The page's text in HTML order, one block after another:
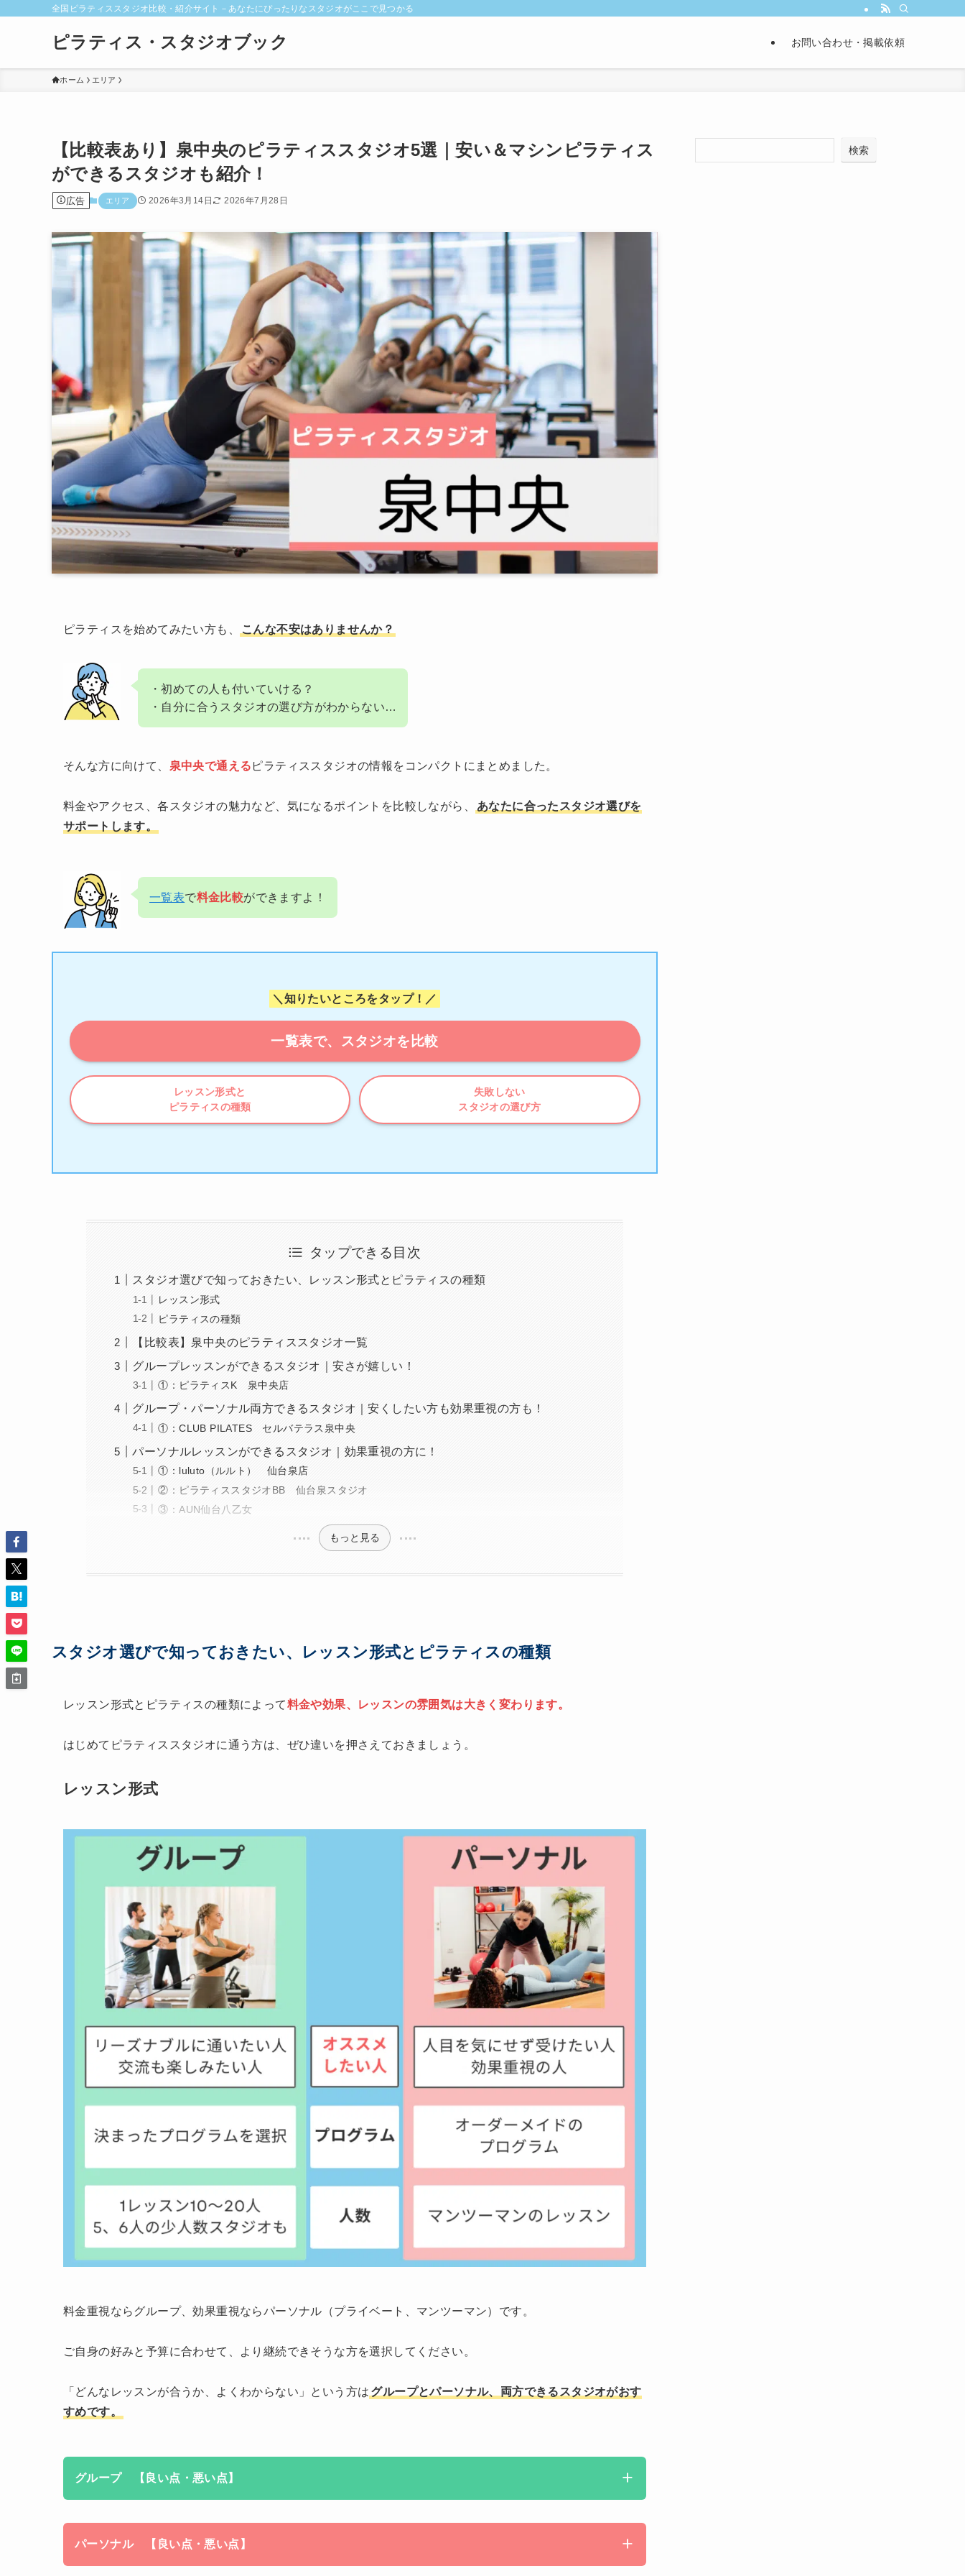
全国ピラティススタジオ比較・紹介サイト－あなたにぴったりなスタジオがここで見つかる
ピラティス・スタジオブック お問い合わせ・掲載依頼
ホーム エリア
【比較表あり】泉中央のピラティススタジオ5選｜安い＆マシンピラティス
ができるスタジオも紹介！
広告 エリア 2026年3月14日 2026年7月28日
ピラティスを始めてみたい方も、 こんな不安はありませんか？
・初めての人も付いていける？
・自分に合うスタジオの選び方がわからない…
そんな方に向けて、 泉中央で通える ピラティススタジオの情報をコンパクトにまとめました。
料金やアクセス、各スタジオの魅力など、気になるポイントを比較しながら、
あなたに合ったスタジオ選びを
サポートします。
一覧表で料金比較ができますよ！
＼知りたいところをタップ！／
一覧表で、スタジオを比較
レッスン形式と
ピラティスの種類
失敗しない
スタジオの選び方
タップできる目次
スタジオ選びで知っておきたい、レッスン形式とピラティスの種類
レッスン形式
ピラティスの種類
【比較表】泉中央のピラティススタジオ一覧
グループレッスンができるスタジオ｜安さが嬉しい！
①：ピラティスK 泉中央店
グループ・パーソナル両方できるスタジオ｜安くしたい方も効果重視の方も！
①：CLUB PILATES セルバテラス泉中央
パーソナルレッスンができるスタジオ｜効果重視の方に！
①：luluto（ルルト） 仙台泉店
②：ピラティススタジオBB 仙台泉スタジオ
③：AUN仙台八乙女
もっと見る
スタジオ選びで知っておきたい、レッスン形式とピラティスの種類
レッスン形式とピラティスの種類によって料金や効果、レッスンの雰囲気は大きく変わります。
はじめてピラティススタジオに通う方は、ぜひ違いを押さえておきましょう。
レッスン形式
料金重視ならグループ、効果重視ならパーソナル（プライベート、マンツーマン）です。
ご自身の好みと予算に合わせて、より継続できそうな方を選択してください。
「どんなレッスンが合うか、よくわからない」という方は グループとパーソナル、両方できるスタジオがおす
すめです。
グループ 【良い点・悪い点】
パーソナル 【良い点・悪い点】
検索